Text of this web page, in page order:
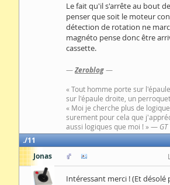
Le fait qu'il s'arrête au bout
penser que soit le moteur
détection de rotation ne
magnéto pense donc être
cassette.
—Zeroblog—
« Tout homme porte sur
sur l'épaule droite, un
« Moi je cherche plus de
surement pour cela que
aussi logiques que moi ! » —
11
Jonas
Intéressant merci ! (Et